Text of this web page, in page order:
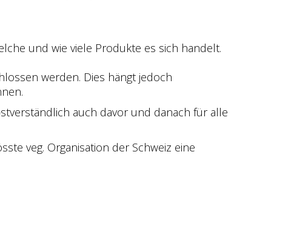
und wie viele Produkte es sich handelt.
werden. Dies hängt jedoch
auch davor und danach für alle
veg. Organisation der Schweiz eine